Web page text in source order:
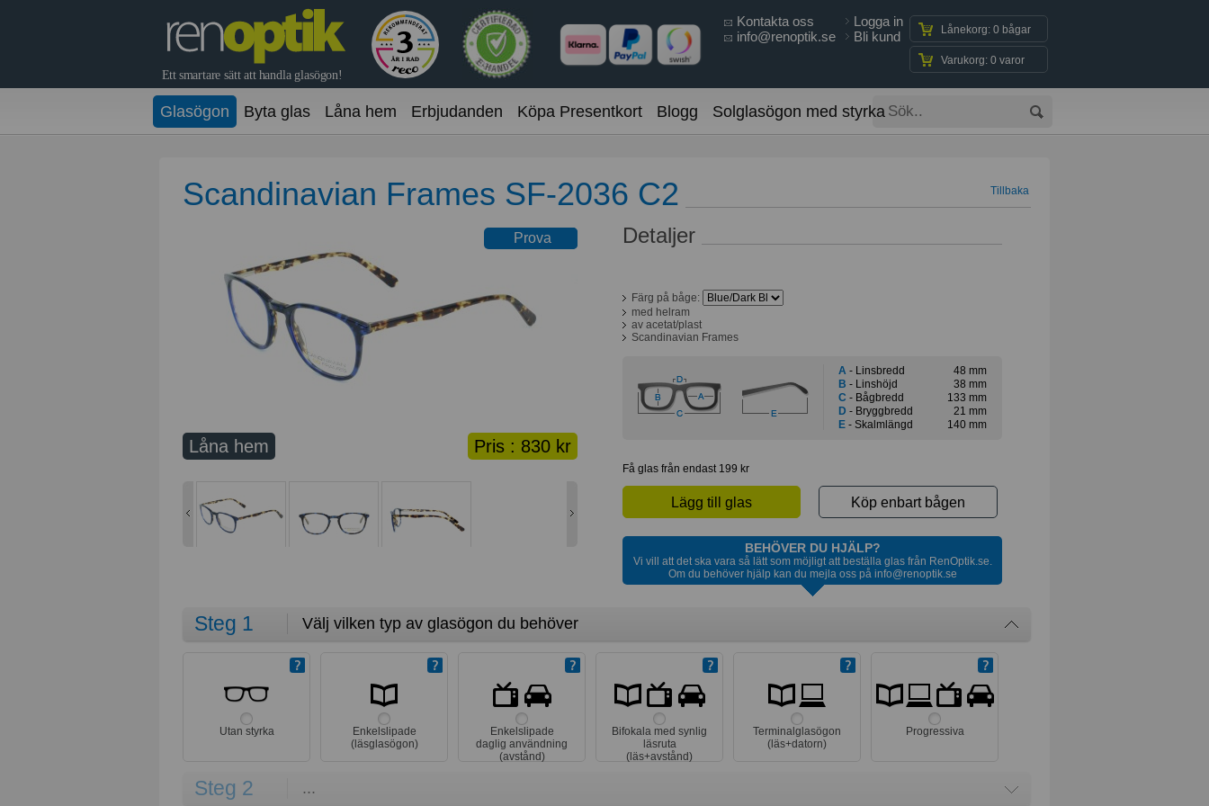
Kontakta oss
info@renoptik.se
Logga in
Bli kund
Lånekorg: 0 bågar
Varukorg: 0 varor
Glasögon Byta glas Låna hem Erbjudanden Köpa Presentkort Blogg Solglasögon med styrka
Scandinavian Frames SF-2036 C2 Tillbaka
Prova
Prova online
Pris : 830 kr
Låna hem
Detaljer
Färg på båge:
med helram
av acetat/plast
Scandinavian Frames
A - Linsbredd
48 mm
B - Linshöjd
38 mm
C - Bågbredd
133 mm
D - Bryggbredd
21 mm
E - Skalmlängd 140 mm
Få glas från endast 199 kr
Lägg till glas Köp enbart bågen
BEHÖVER DU HJÄLP?
Vi vill att det ska vara så lätt som möjligt att beställa glas från RenOptik.se.
Om du behöver hjälp kan du mejla oss på info@renoptik.se
Steg 1 Välj vilken typ av glasögon du behöver
Utan styrka
Enkelslipade
(läsglasögon)
Enkelslipade
daglig användning
(avstånd)
Bifokala med synlig
läsruta
(läs+avstånd)
Terminalglasögon
(läs+datorn)
Progressiva
Steg 2 ...